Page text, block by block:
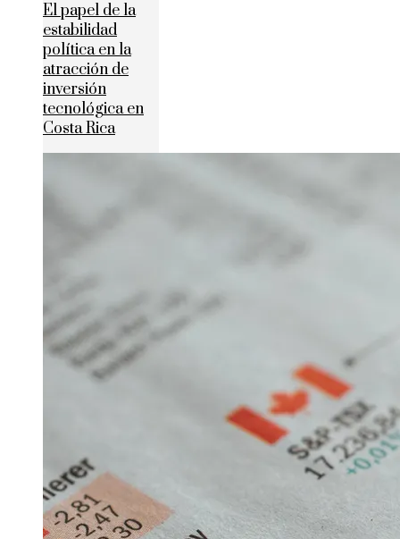
El papel de la
estabilidad
política en la
atracción de
inversión
tecnológica en
Costa Rica